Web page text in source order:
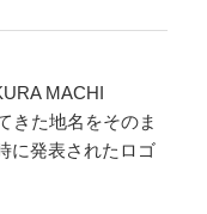
MACHI
きた地名をそのま
に発表されたロゴ